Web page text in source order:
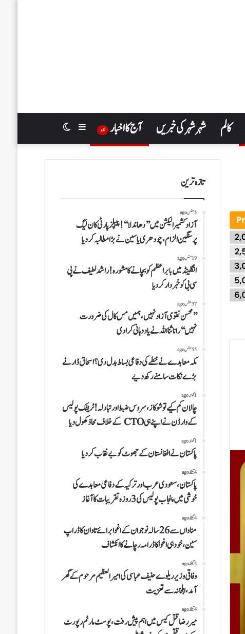
کالم شہر شہر کی خبریں آج کا اخبار تازہ Switch
skin
Sidebar
تازہ ترین
5 منٹس ago
آزادکشمیرالیکشن میں ’’دھاندلا‘‘!پیپلزپارٹی کان لیگ
پرسنگین الزام،چودھری یاسین نے بڑا مطالبہ کردیا
19 منٹس ago
انگلینڈمیں بابر اعظم کو بچانے کامشورہ!راشد لطیف نےپی
سی بی کو خبردار کردیا
37 منٹس ago
’’محسن نقوی آزاد نہیں،ہمیں مس کال کی ضرورت
نہیں‘‘راناثنا اللہ نے یاددہانی کرادی
55 منٹس ago
مکہ معاہدے نے خطے کی دفاعی بساط بدل دی؟اسحاق ڈار نے
بڑے نکات سامنے رکھ دیے
1 گھنٹہ ago
چالان کم کیے تو شوکاز، سروس ضبط اور تبادلہ!ٹریفک پولیس
کے وارڈن نے اپنے ہی CTO کے خلاف محاذ کھول دیا
1 گھنٹہ ago
پاکستان نے افغانستان کے جھوٹ کو بے نقاب کردیا
4 گھنٹے ago
پاکستان، سعودی عرب اور ترکیہ کے دفاعی معاہدے کی
خوشی میں پنجاب پولیس کی 3 روزہ تقریبات کا آغاز
4 گھنٹے ago
مناواں سے 26 سالہ نوجوان کے اغوا برائے تاوان کا ڈراپ
سین، خود ہی اغوا کا ڈرامہ رچانے کا انکشاف
4 گھنٹے ago
وفاقی وزیر ریلوے حنیف عباسی کی امیر العظیم مرحوم کے گھر
آمد، اہلخانہ سے تعزیت
4 گھنٹے ago
میر رضا قتل کیس میں اہم پیش رفت، پوسٹ مارٹم رپورٹ